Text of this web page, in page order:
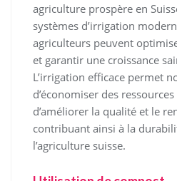
agriculture prospère en
systèmes d’irrigation
agriculteurs peuvent
et garantir une croissance
L’irrigation efficace permet
d’économiser des
d’améliorer la qualité et le
contribuant ainsi à la
l’agriculture suisse.